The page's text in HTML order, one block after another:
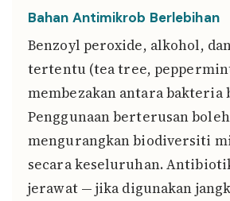
Bahan Antimikrob Berlebihan
Benzoyl peroxide, alkohol,
tertentu (tea tree,
membezakan antara bakteria
Penggunaan berterusan boleh
mengurangkan biodiversiti
secara keseluruhan.
jerawat — jika digunakan